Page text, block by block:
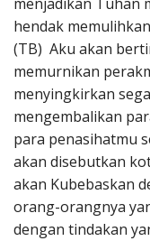
hendak
(TB) Aku akan
memurnikan
menyingkirkan
mengembalikan
para penasihatmu
akan disebutkan
akan Kubebaskan
orang-orangnya
dengan tindakan